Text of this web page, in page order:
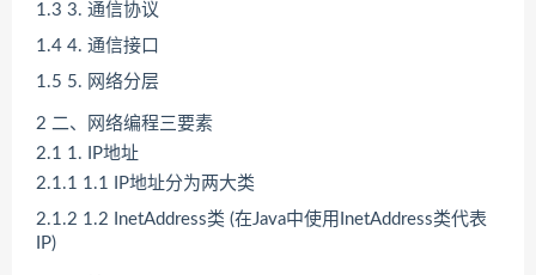
1.3 3. 通信协议
1.4 4. 通信接口
1.5 5. 网络分层
2 二、网络编程三要素
2.1 1. IP地址
2.1.1 1.1 IP地址分为两大类
2.1.2 1.2 InetAddress类 (在Java中使用InetAddress类代表
IP)